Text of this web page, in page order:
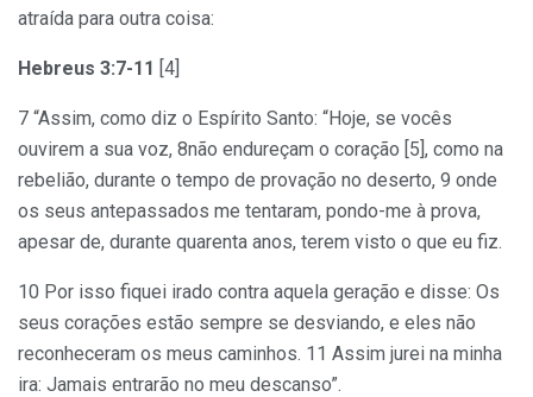
atraída para outra coisa:
Hebreus 3:7-11 [4]
7 “Assim, como diz o Espírito Santo: “Hoje, se vocês
ouvirem a sua voz, 8não endureçam o coração [5], como na
rebelião, durante o tempo de provação no deserto, 9 onde
os seus antepassados me tentaram, pondo-me à prova,
apesar de, durante quarenta anos, terem visto o que eu fiz.
10 Por isso fiquei irado contra aquela geração e disse: Os
seus corações estão sempre se desviando, e eles não
reconheceram os meus caminhos. 11 Assim jurei na minha
ira: Jamais entrarão no meu descanso”.